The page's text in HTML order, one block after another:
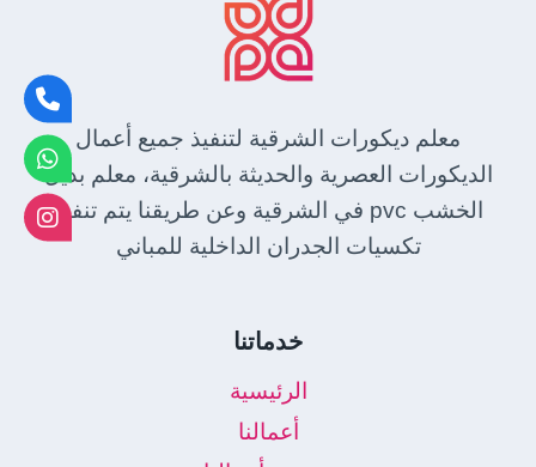
معلم ديكورات الشرقية لتنفيذ جميع أعمال
الديكورات العصرية والحديثة بالشرقية، معلم بديل
الخشب pvc في الشرقية وعن طريقنا يتم تنفيذ
تكسيات الجدران الداخلية للمباني
خدماتنا
الرئيسية
أعمالنا